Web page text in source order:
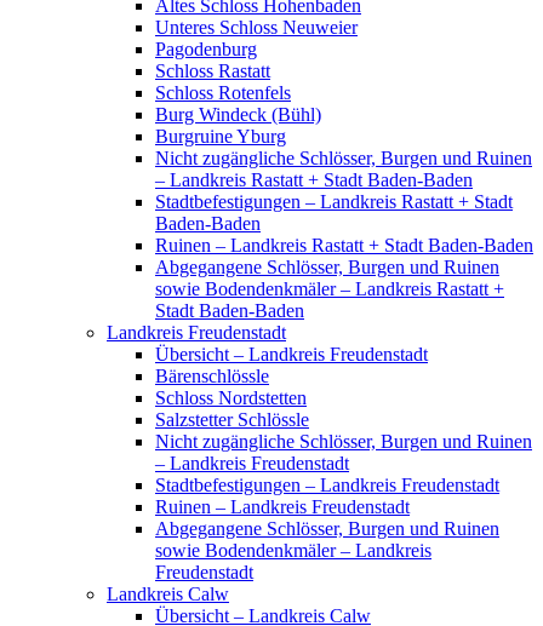
Altes Schloss Hohenbaden
Unteres Schloss Neuweier
Pagodenburg
Schloss Rastatt
Schloss Rotenfels
Burg Windeck (Bühl)
Burgruine Yburg
Nicht zugängliche Schlösser, Burgen und Ruinen
– Landkreis Rastatt + Stadt Baden-Baden
Stadtbefestigungen – Landkreis Rastatt + Stadt
Baden-Baden
Ruinen – Landkreis Rastatt + Stadt Baden-Baden
Abgegangene Schlösser, Burgen und Ruinen
sowie Bodendenkmäler – Landkreis Rastatt +
Stadt Baden-Baden
Landkreis Freudenstadt
Übersicht – Landkreis Freudenstadt
Bärenschlössle
Schloss Nordstetten
Salzstetter Schlössle
Nicht zugängliche Schlösser, Burgen und Ruinen
– Landkreis Freudenstadt
Stadtbefestigungen – Landkreis Freudenstadt
Ruinen – Landkreis Freudenstadt
Abgegangene Schlösser, Burgen und Ruinen
sowie Bodendenkmäler – Landkreis
Freudenstadt
Landkreis Calw
Übersicht – Landkreis Calw